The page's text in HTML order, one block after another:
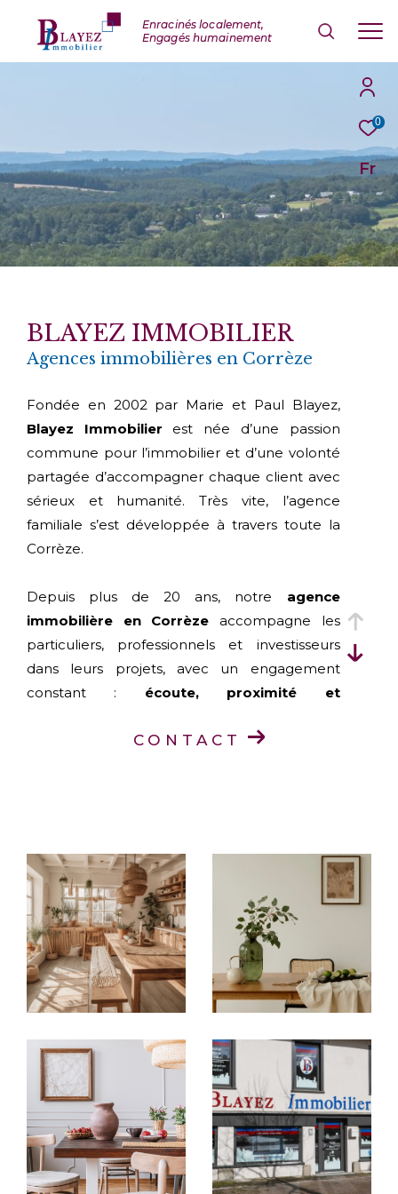
0
Fr
BLAYEZ IMMOBILIER
Agences immobilières en Corrèze
Fondée en 2002 par Marie et Paul Blayez,
Blayez Immobilier est née d’une passion
commune pour l’immobilier et d’une volonté
partagée d’accompagner chaque client avec
sérieux et humanité. Très vite, l’agence
familiale s’est développée à travers toute la
Corrèze.
Depuis plus de 20 ans, notre agence
immobilière en Corrèze accompagne les
particuliers, professionnels et investisseurs
dans leurs projets, avec un engagement
constant : écoute, proximité et
Égletons, Ussel et Meymac
agence
immobilièrevous accueille avec une parfaite
connaissance du marché de son secteur.
Acheter ou vendre en toute
confiance
Vous recherchez une maison à vendre en
la-Gaillarde
ou un bien à investir autour de
Tulle ?
Nos agences vous proposent un large choix
d’annonces immobilières en Corrèze:
Villas, maisons de village, appartements,
studios, garages
CONTACT